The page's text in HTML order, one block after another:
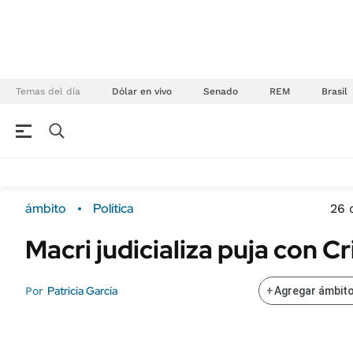
Temas del día Dólar en vivo Senado REM Brasil
Campo Sustentabilidad
ENERGY REPORT
ámbito Política 26
Macri judicializa puja con
Por Patricia García +Agregar